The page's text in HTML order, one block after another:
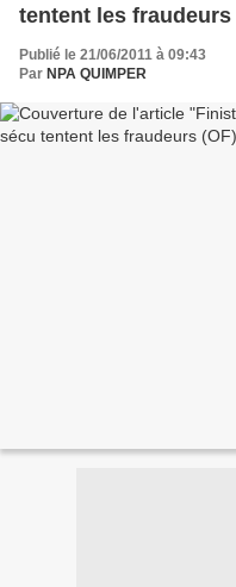
tentent les fraudeurs
Publié le 21/06/2011 à 09:43
Par NPA QUIMPER